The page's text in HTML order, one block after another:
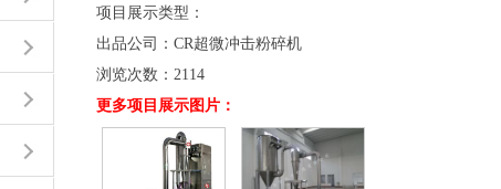
项目展示类型：
出品公司：CR超微冲击粉碎机
浏览次数： 2114
更多项目展示图片：